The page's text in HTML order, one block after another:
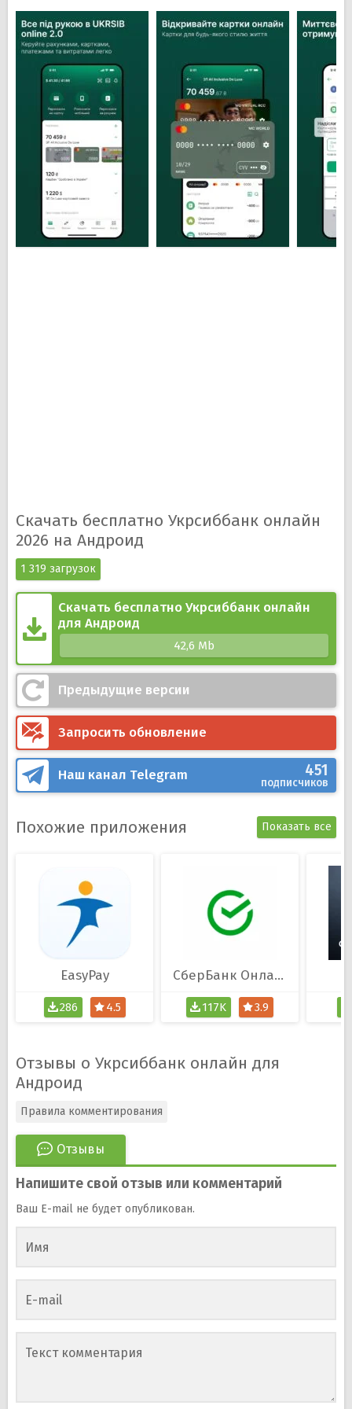
выгодным тарифом, кэшбэком на онлайн-покупки.
Приложение UKRSIB online можно использовать для
обмена валют по выгодному курсу и без комиссии.
Теперь более 90% банковских операций можно
выполнять самостоятельно дома, без посещения
банка. Если у Вас возникнут вопросы, то можно
написать в чат приложения, где
квалифицированный менеджер поможет Вам
разобраться во всем дистанционно.
Основные особенности Укрсиббанк
онлайн для Android:
Скачать бесплатно Укрсиббанк онлайн
2026 на Андроид
1 319 загрузок
Скачать бесплатно Укрсиббанк онлайн
для Андроид
42,6 Mb
Предыдущие версии
Запросить обновление
Наш канал Telegram 451
подписчиков
Похожие приложения Показать все
EasyPay
286 4.5
СберБанк Онлайн
117K 3.9
Отзывы о Укрсиббанк онлайн для
Андроид
Отзывы
Правила комментирования
Напишите свой отзыв или комментарий
Ваш E-mail не будет опубликован.
Имя
E-mail
Текст комментария